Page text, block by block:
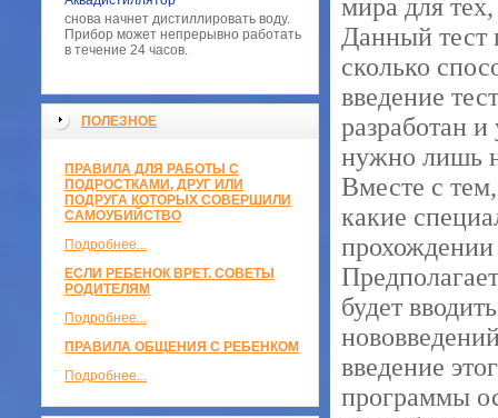
снова начнет дистиллировать воду.
Прибор может непрерывно работать
в течение 24 часов.
ПОЛЕЗНОЕ
ПРАВИЛА ДЛЯ РАБОТЫ С
ПОДРОСТКАМИ, ДРУГ ИЛИ
ПОДРУГА КОТОРЫХ СОВЕРШИЛИ
САМОУБИЙСТВО
Подробнее...
ЕСЛИ РЕБЕНОК ВРЕТ. СОВЕТЫ
РОДИТЕЛЯМ
Подробнее...
ПРАВИЛА ОБЩЕНИЯ С РЕБЕНКОМ
Подробнее...
мира для
Данный тест
сколько
введение
разработан
нужно лишь
Вместе с
какие
прохождении
будет
введение
программы